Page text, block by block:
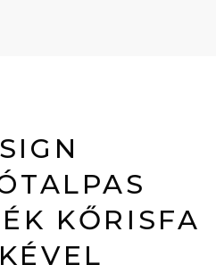
KŐRISFA